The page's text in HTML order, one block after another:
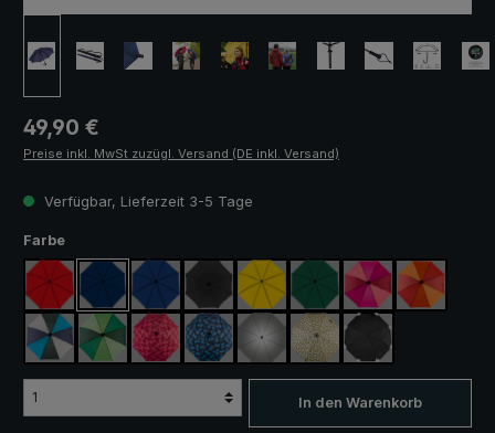
Regulärer Preis:
49,90 €
Preise inkl. MwSt zuzügl. Versand (DE inkl. Versand)
Verfügbar, Lieferzeit 3-5 Tage
Farbeauswählen
rot marineblaukönigsblauschwarzgelb dunkelgrünpink / rot / weinrot
orange /
blau / grün / grau
hellgrün / dunkelgrünrosa / rot kariert
blau / grün kariert
silber, UV-Schutz 50+
camouflageschwarz, mit
In den Warenkorb